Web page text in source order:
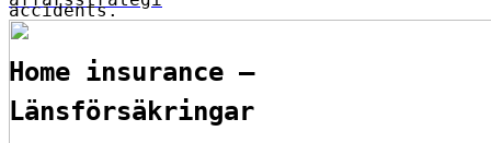
accidents.
Home insurance –
Länsförsäkringar